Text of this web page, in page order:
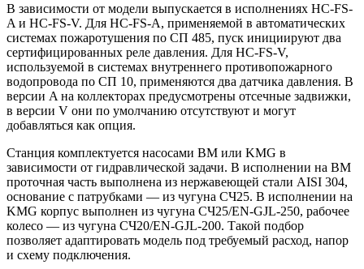
В зависимости от модели выпускается в исполнениях HC-FS-
A и HC-FS-V. Для HC-FS-A, применяемой в автоматических
системах пожаротушения по СП 485, пуск инициируют два
сертифицированных реле давления. Для HC-FS-V,
используемой в системах внутреннего противопожарного
водопровода по СП 10, применяются два датчика давления. В
версии A на коллекторах предусмотрены отсечные задвижки,
в версии V они по умолчанию отсутствуют и могут
добавляться как опция.
Станция комплектуется насосами BM или KMG в
зависимости от гидравлической задачи. В исполнении на BM
проточная часть выполнена из нержавеющей стали AISI 304,
основание с патрубками — из чугуна СЧ25. В исполнении на
KMG корпус выполнен из чугуна СЧ25/EN-GJL-250, рабочее
колесо — из чугуна СЧ20/EN-GJL-200. Такой подбор
позволяет адаптировать модель под требуемый расход, напор
и схему подключения.